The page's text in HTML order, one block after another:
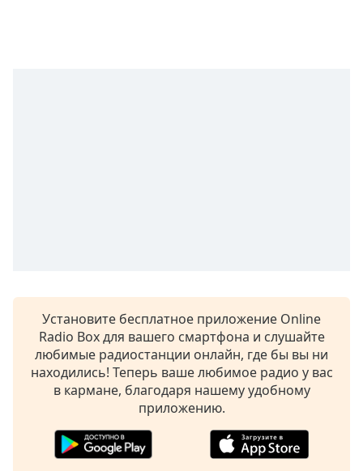
Subtitles
subtitles
settings,
opens
subtitles
settings
subtitles
Установите бесплатное приложение Online
Radio Box для вашего смартфона и слушайте
любимые радиостанции онлайн, где бы вы ни
находились! Теперь ваше любимое радио у вас
в кармане, благодаря нашему удобному
приложению.